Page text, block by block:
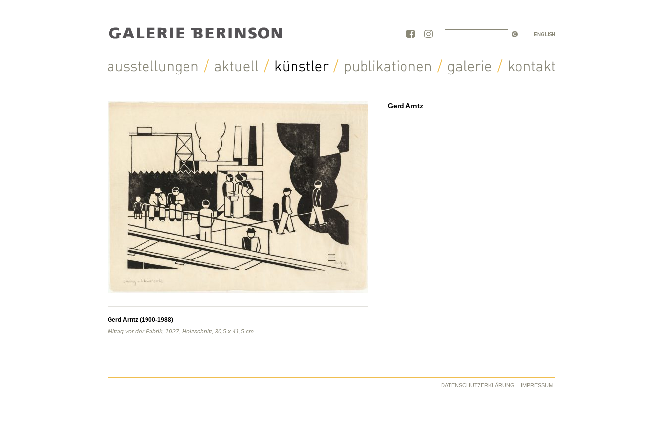
Gerd Arntz
Gerd Arntz (1900-1988)
Mittag vor der Fabrik, 1927, Holzschnitt, 30,5 x 41,5 cm
DATENSCHUTZERKLÄRUNG IMPRESSUM